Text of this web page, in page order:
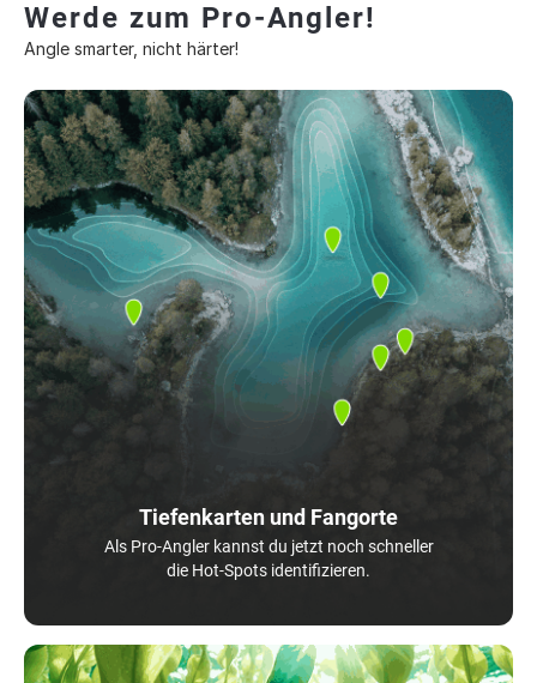
Werde zum Pro-Angler!
Angle smarter, nicht härter!
Tiefenkarten und Fangorte
Als Pro-Angler kannst du jetzt noch schneller
die Hot-Spots identifizieren.